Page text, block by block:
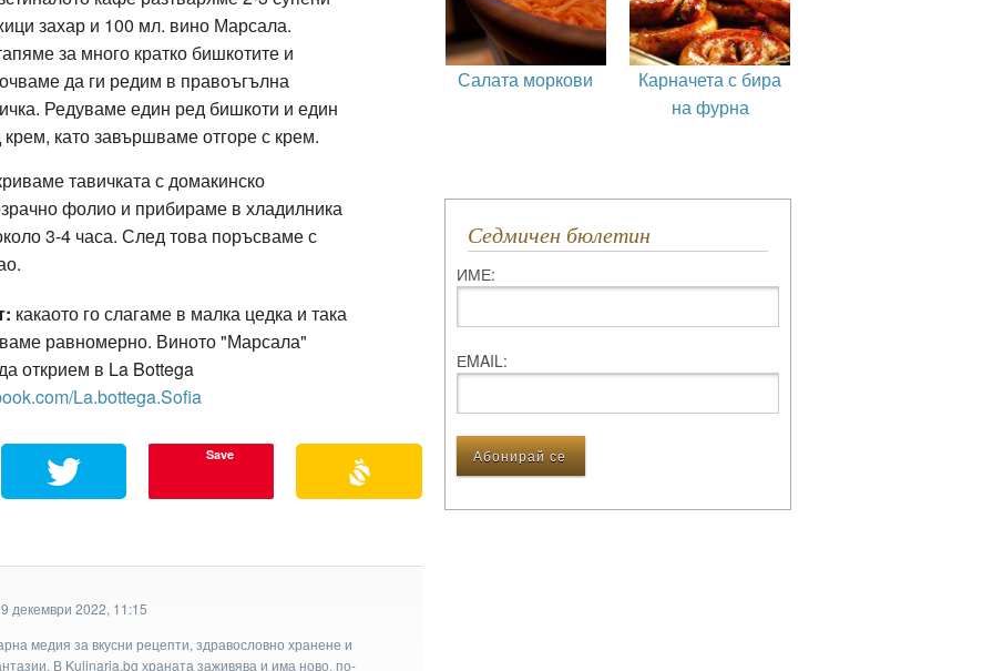
захар и 100 мл. вино Марсала.
за много кратко бишкотите и
да ги редим в правоъгълна
Редуваме един ред бишкоти и един
крем, като завършваме отгоре с крем.
тавичката с домакинско
фолио и прибираме в хладилника
3-4 часа. След това поръсваме с
какаото го слагаме в малка цедка и така
равномерно. Виното "Марсала"
открием в La Bottega
La.bottega.Sofia
Save
декември 2022, 11:15
медия за вкусни рецепти, здравословно хранене и
В Kulinaria.bg храната заживява и има ново, по-
Салата моркови
Карначета с бира
на фурна
Седмичен бюлетин
ИМЕ:
ЕMAIL: